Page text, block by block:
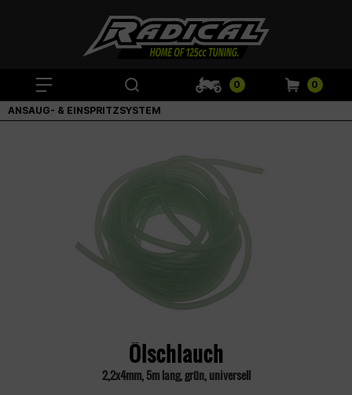
0 0
ANSAUG- & EINSPRITZSYSTEM
Ölschlauch
2,2x4mm, 5m lang, grün, universell